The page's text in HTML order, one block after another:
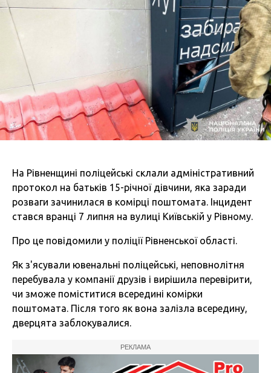
На Рівненщині поліцейські склали адміністративний
протокол на батьків 15-річної дівчини, яка заради
розваги зачинилася в комірці поштомата. Інцидент
стався вранці 7 липня на вулиці Київській у Рівному.
Про це повідомили у поліції Рівненської області.
Як з'ясували ювенальні поліцейські, неповнолітня
перебувала у компанії друзів і вирішила перевірити,
чи зможе поміститися всередині комірки
поштомата. Після того як вона залізла всередину,
дверцята заблокувалися.
РЕКЛАМА